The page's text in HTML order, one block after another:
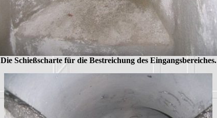
Die Schießscharte für die Bestreichung des Eingangsbereiches.